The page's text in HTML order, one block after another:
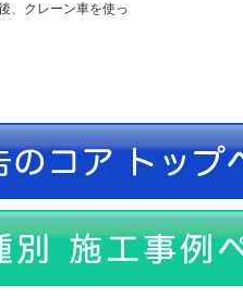
、クレーン車を使っ